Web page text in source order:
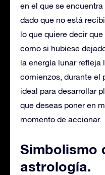
en el que se
dado que no está
lo que quiere decir
como si hubiese
la energía lunar refleja
comienzos, durante el
ideal para desarrollar
que deseas poner en
momento de accionar.
Simbolismo
astrología.